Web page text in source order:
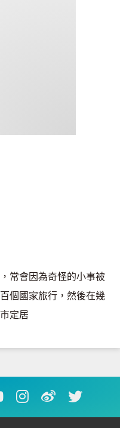
常會因為奇怪的小事被
個國家旅行，然後在幾
定居